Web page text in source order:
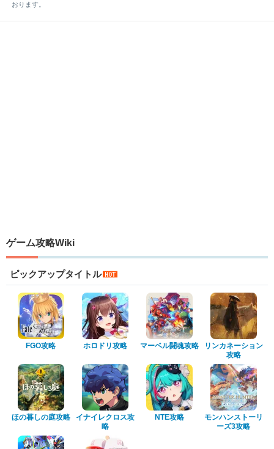
おります。
ゲーム攻略Wiki
ピックアップタイトル
FGO攻略 ホロドリ攻略 マーベル闘魂攻略
リンカネーション
攻略
ほの暮しの庭攻略
イナイレクロス攻
略
NTE攻略
モンハンストーリ
ーズ3攻略